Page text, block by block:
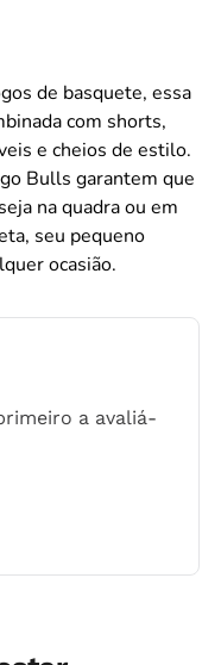
de basquete, essa
com shorts,
e cheios de estilo.
Bulls garantem que
na quadra ou em
seu pequeno
ocasião.
a avaliá-